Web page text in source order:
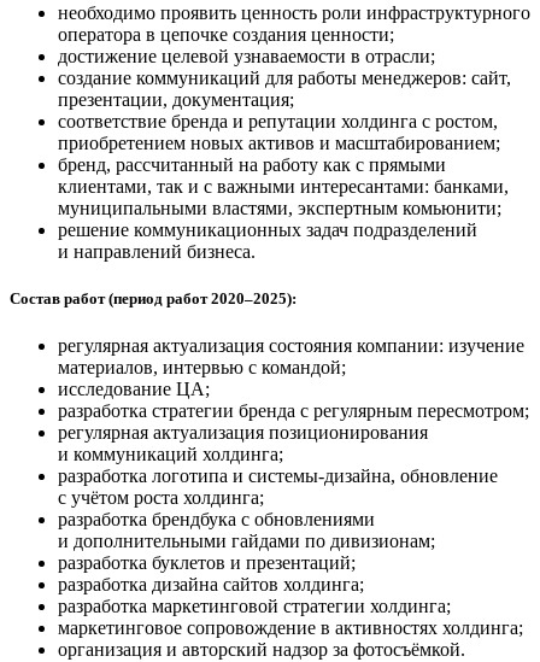
необходимо проявить ценность роли инфраструктурного
оператора в цепочке создания ценности;
достижение целевой узнаваемости в отрасли;
создание коммуникаций для работы менеджеров: сайт,
презентации, документация;
соответствие бренда и репутации холдинга с ростом,
приобретением новых активов и масштабированием;
бренд, рассчитанный на работу как с прямыми
клиентами, так и с важными интересантами: банками,
муниципальными властями, экспертным комьюнити;
решение коммуникационных задач подразделений
и направлений бизнеса.
Состав работ (период работ 2020–2025):
регулярная актуализация состояния компании: изучение
материалов, интервью с командой;
исследование ЦА;
разработка стратегии бренда с регулярным пересмотром;
регулярная актуализация позиционирования
и коммуникаций холдинга;
разработка логотипа и системы-дизайна, обновление
с учётом роста холдинга;
разработка брендбука с обновлениями
и дополнительными гайдами по дивизионам;
разработка буклетов и презентаций;
разработка дизайна сайтов холдинга;
разработка маркетинговой стратегии холдинга;
маркетинговое сопровождение в активностях холдинга;
организация и авторский надзор за фотосъёмкой.